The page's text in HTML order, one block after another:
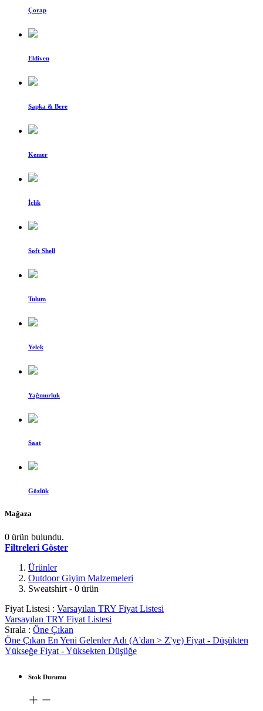
Çorap
Eldiven
Şapka & Bere
Kemer
İçlik
Soft Shell
Tulum
Yelek
Yağmurluk
Saat
Gözlük
Mağaza
0 ürün bulundu.
Filtreleri Göster
Ürünler
Outdoor Giyim Malzemeleri
Sweatshirt - 0 ürün
Fiyat Listesi : Varsayılan TRY Fiyat Listesi
Varsayılan TRY Fiyat Listesi
Sırala : Öne Çıkan
Öne Çıkan En Yeni Gelenler Adı (A'dan > Z'ye) Fiyat - Düşükten
Yükseğe Fiyat - Yüksekten Düşüğe
Stok Durumu